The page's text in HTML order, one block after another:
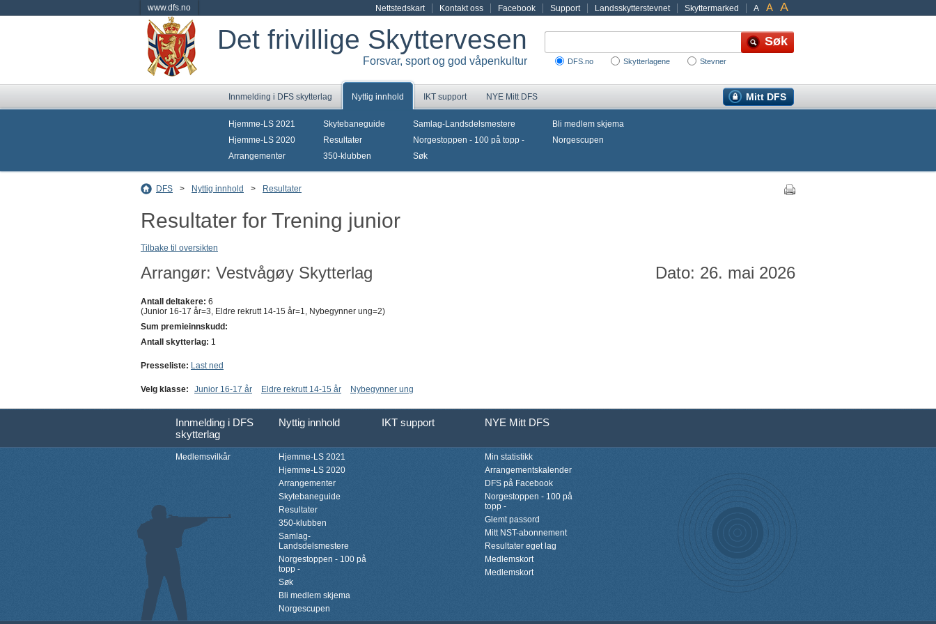
www.dfs.no A A A
Nettstedskart Kontakt oss Facebook Support Landsskytterstevnet Skyttermarked
Det frivillige Skyttervesen
Forsvar, sport og god våpenkultur DFS.no Skytterlagene Stevner
Innmelding i DFS skytterlag Nyttig innhold IKT support Mitt DFS
NYE Mitt DFS
Hjemme-LS 2021
Hjemme-LS 2020
Arrangementer
Skytebaneguide
Resultater
350-klubben
Samlag-Landsdelsmestere
Norgestoppen - 100 på topp -
Søk
Bli medlem skjema
Norgescupen
DFS > Nyttig innhold > Resultater
Resultater for Trening junior
Tilbake til oversikten
Arrangør: Vestvågøy Skytterlag Dato: 26. mai 2026
Antall deltakere: 6
(Junior 16-17 år=3, Eldre rekrutt 14-15 år=1, Nybegynner ung=2)
Sum premieinnskudd:
Antall skytterlag: 1
Presseliste: Last ned
Velg klasse: Junior 16-17 år Eldre rekrutt 14-15 år Nybegynner ung
Innmelding i DFS
skytterlag
Nyttig innhold IKT support NYE Mitt DFS
Medlemsvilkår
Hjemme-LS 2021
Hjemme-LS 2020
Arrangementer
Skytebaneguide
Resultater
350-klubben
Samlag-
Landsdelsmestere
Norgestoppen - 100 på
topp -
Søk
Bli medlem skjema
Norgescupen
Min statistikk
Arrangementskalender
DFS på Facebook
Norgestoppen - 100 på
topp -
Glemt passord
Mitt NST-abonnement
Resultater eget lag
Medlemskort
Medlemskort